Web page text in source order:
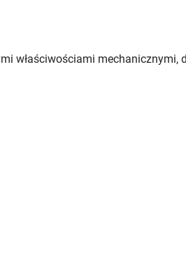
właściwościami mechanicznymi,